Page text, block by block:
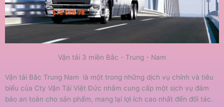
Vận tải 3 miền Bắc - Trung - Nam
Vận tải Bắc Trung Nam là một trong những dịch vụ chính và tiêu
biểu của Cty Vận Tải Việt Đức nhằm cung cấp một sịch vụ đảm
bảo an toàn cho sản phẩm, mang lại lợi ích cao nhất đến đối tác.